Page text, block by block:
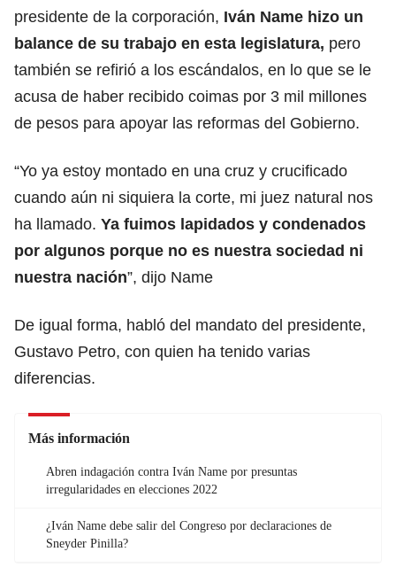
presidente de la corporación, Iván Name hizo un
balance de su trabajo en esta legislatura, pero
también se refirió a los escándalos, en lo que se le
acusa de haber recibido coimas por 3 mil millones
de pesos para apoyar las reformas del Gobierno.
“Yo ya estoy montado en una cruz y crucificado
cuando aún ni siquiera la corte, mi juez natural nos
ha llamado. Ya fuimos lapidados y condenados
por algunos porque no es nuestra sociedad ni
nuestra nación”, dijo Name
De igual forma, habló del mandato del presidente,
Gustavo Petro, con quien ha tenido varias
diferencias.
Más información
Abren indagación contra Iván Name por presuntas
irregularidades en elecciones 2022
¿Iván Name debe salir del Congreso por declaraciones de
Sneyder Pinilla?